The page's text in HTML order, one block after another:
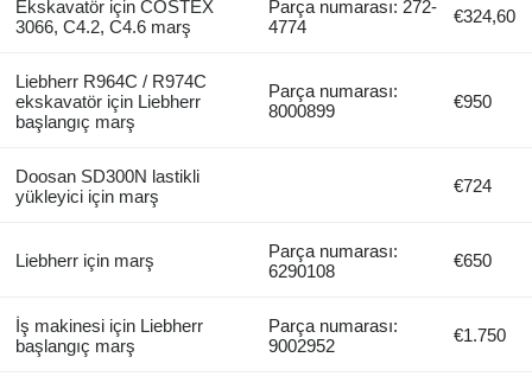
Ekskavatör için COSTEX
3066, C4.2, C4.6 marş
Parça numarası: 272-
4774
€324,60
Liebherr R964C / R974C
ekskavatör için Liebherr
başlangıç marş
Parça numarası:
8000899
€950
Doosan SD300N lastikli
yükleyici için marş
€724
Liebherr için marş
Parça numarası:
6290108
€650
İş makinesi için Liebherr
başlangıç marş
Parça numarası:
9002952
€1.750